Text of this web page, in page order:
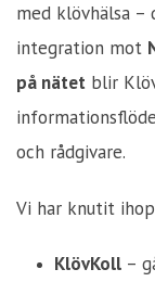
med klövhälsa –
integration mot
på nätet blir
och rådgivare.
Vi har knutit
KlövKoll –